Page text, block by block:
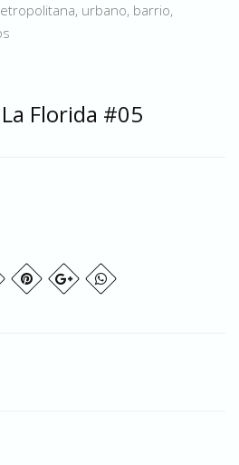
urbano, barrio,
Florida #05